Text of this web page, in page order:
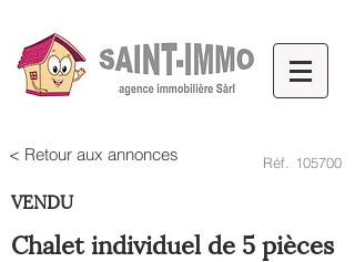
< Retour aux annonces Réf. 105700
VENDU
Chalet individuel de 5 pièces